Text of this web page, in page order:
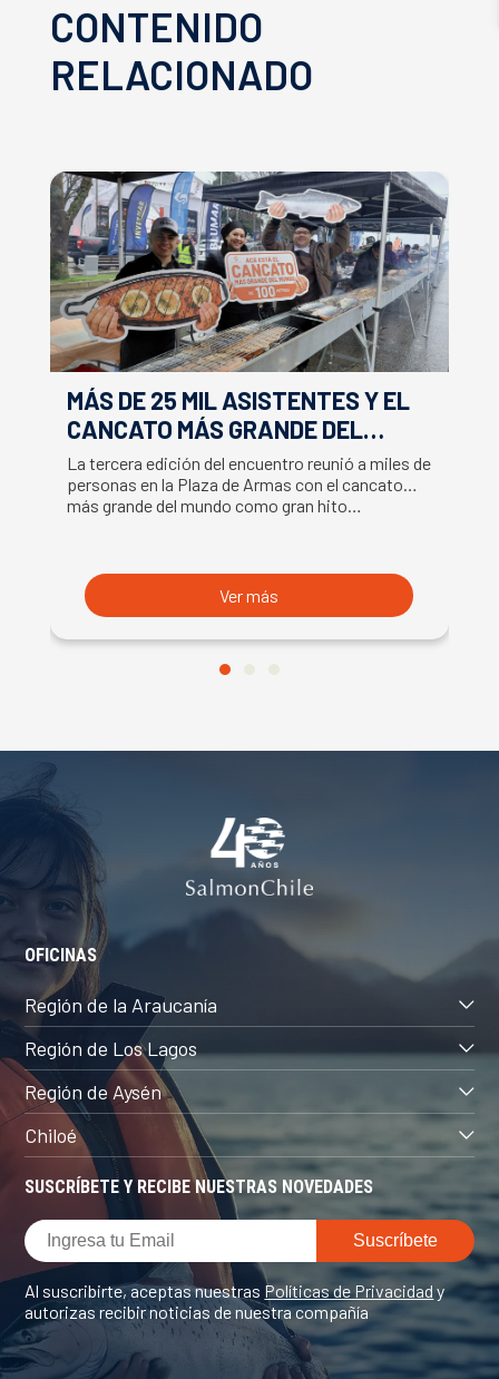
CONTENIDO
RELACIONADO
MÁS DE 25 MIL ASISTENTES Y EL
CANCATO MÁS GRANDE DEL
MUNDO MARCAN EXITOSO CIERRE
DE LA SEMANA DEL SALMÓN
La tercera edición del encuentro reunió a miles de
personas en la Plaza de Armas con el cancato
más grande del mundo como gran hito…
Ver más
SUSCRÍBETE Y RECIBE NUESTRAS NOVEDADES
Al suscribirte, aceptas nuestras Políticas de Privacidady
autorizas recibir noticias de nuestra compañía
OFICINAS
Región de la Araucanía
Región de Los Lagos
Región de Aysén
Chiloé